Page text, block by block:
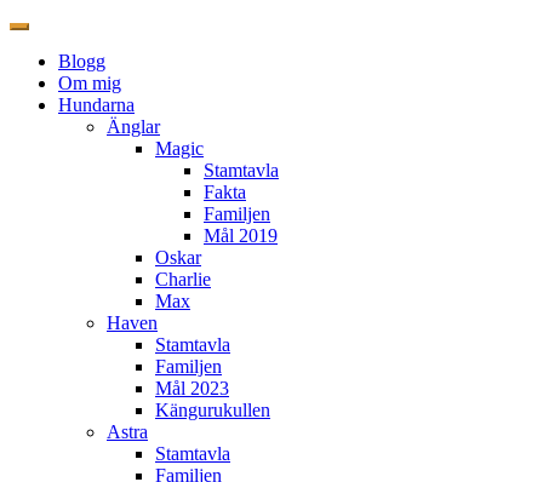
Blogg
Om mig
Hundarna
Änglar
Magic
Stamtavla
Fakta
Familjen
Mål 2019
Oskar
Charlie
Max
Haven
Stamtavla
Familjen
Mål 2023
Kängurukullen
Astra
Stamtavla
Familjen